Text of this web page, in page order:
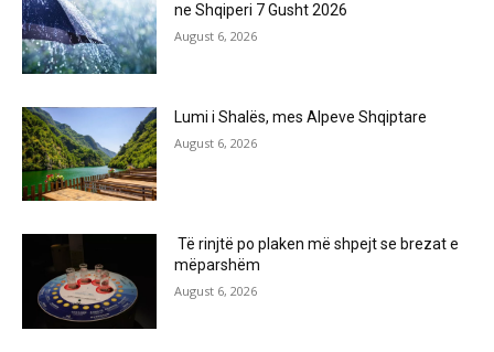
ne Shqiperi 7 Gusht 2026
August 6, 2026
Lumi i Shalës, mes Alpeve Shqiptare
August 6, 2026
Të rinjtë po plaken më shpejt se brezat e
mëparshëm
August 6, 2026